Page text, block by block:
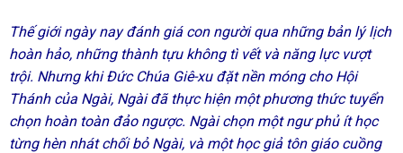
Thế giới ngày nay đánh giá con người qua những bản lý lịch
hoàn hảo, những thành tựu không tì vết và năng lực vượt
trội. Nhưng khi Đức Chúa Giê-xu đặt nền móng cho Hội
Thánh của Ngài, Ngài đã thực hiện một phương thức tuyển
chọn hoàn toàn đảo ngược. Ngài chọn một ngư phủ ít học
từng hèn nhát chối bỏ Ngài, và một học giả tôn giáo cuồng